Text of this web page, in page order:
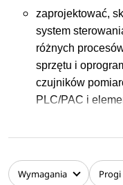
zaprojektować,
system
różnych
sprzętu i
czujników
PLC/PAC i
posługiwać się
Wymagania Progi